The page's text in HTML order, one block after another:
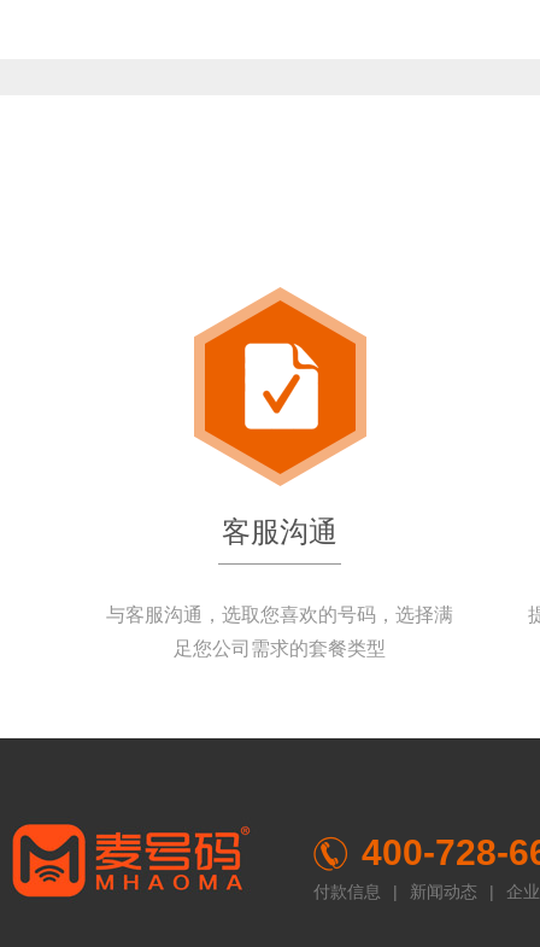
客服沟通
与客服沟通，选取您喜欢的号码，选择满
足您公司需求的套餐类型
400-728-
付款信息 | 新闻动态 | 企